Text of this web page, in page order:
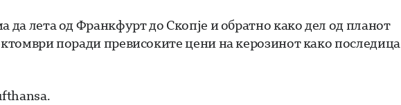
да лета од Франкфурт до Скопје и обратно како дел од планот
поради превисоките цени на керозинот како последица